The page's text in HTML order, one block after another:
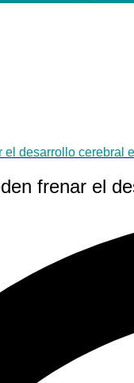
el desarrollo cerebral
frenar el